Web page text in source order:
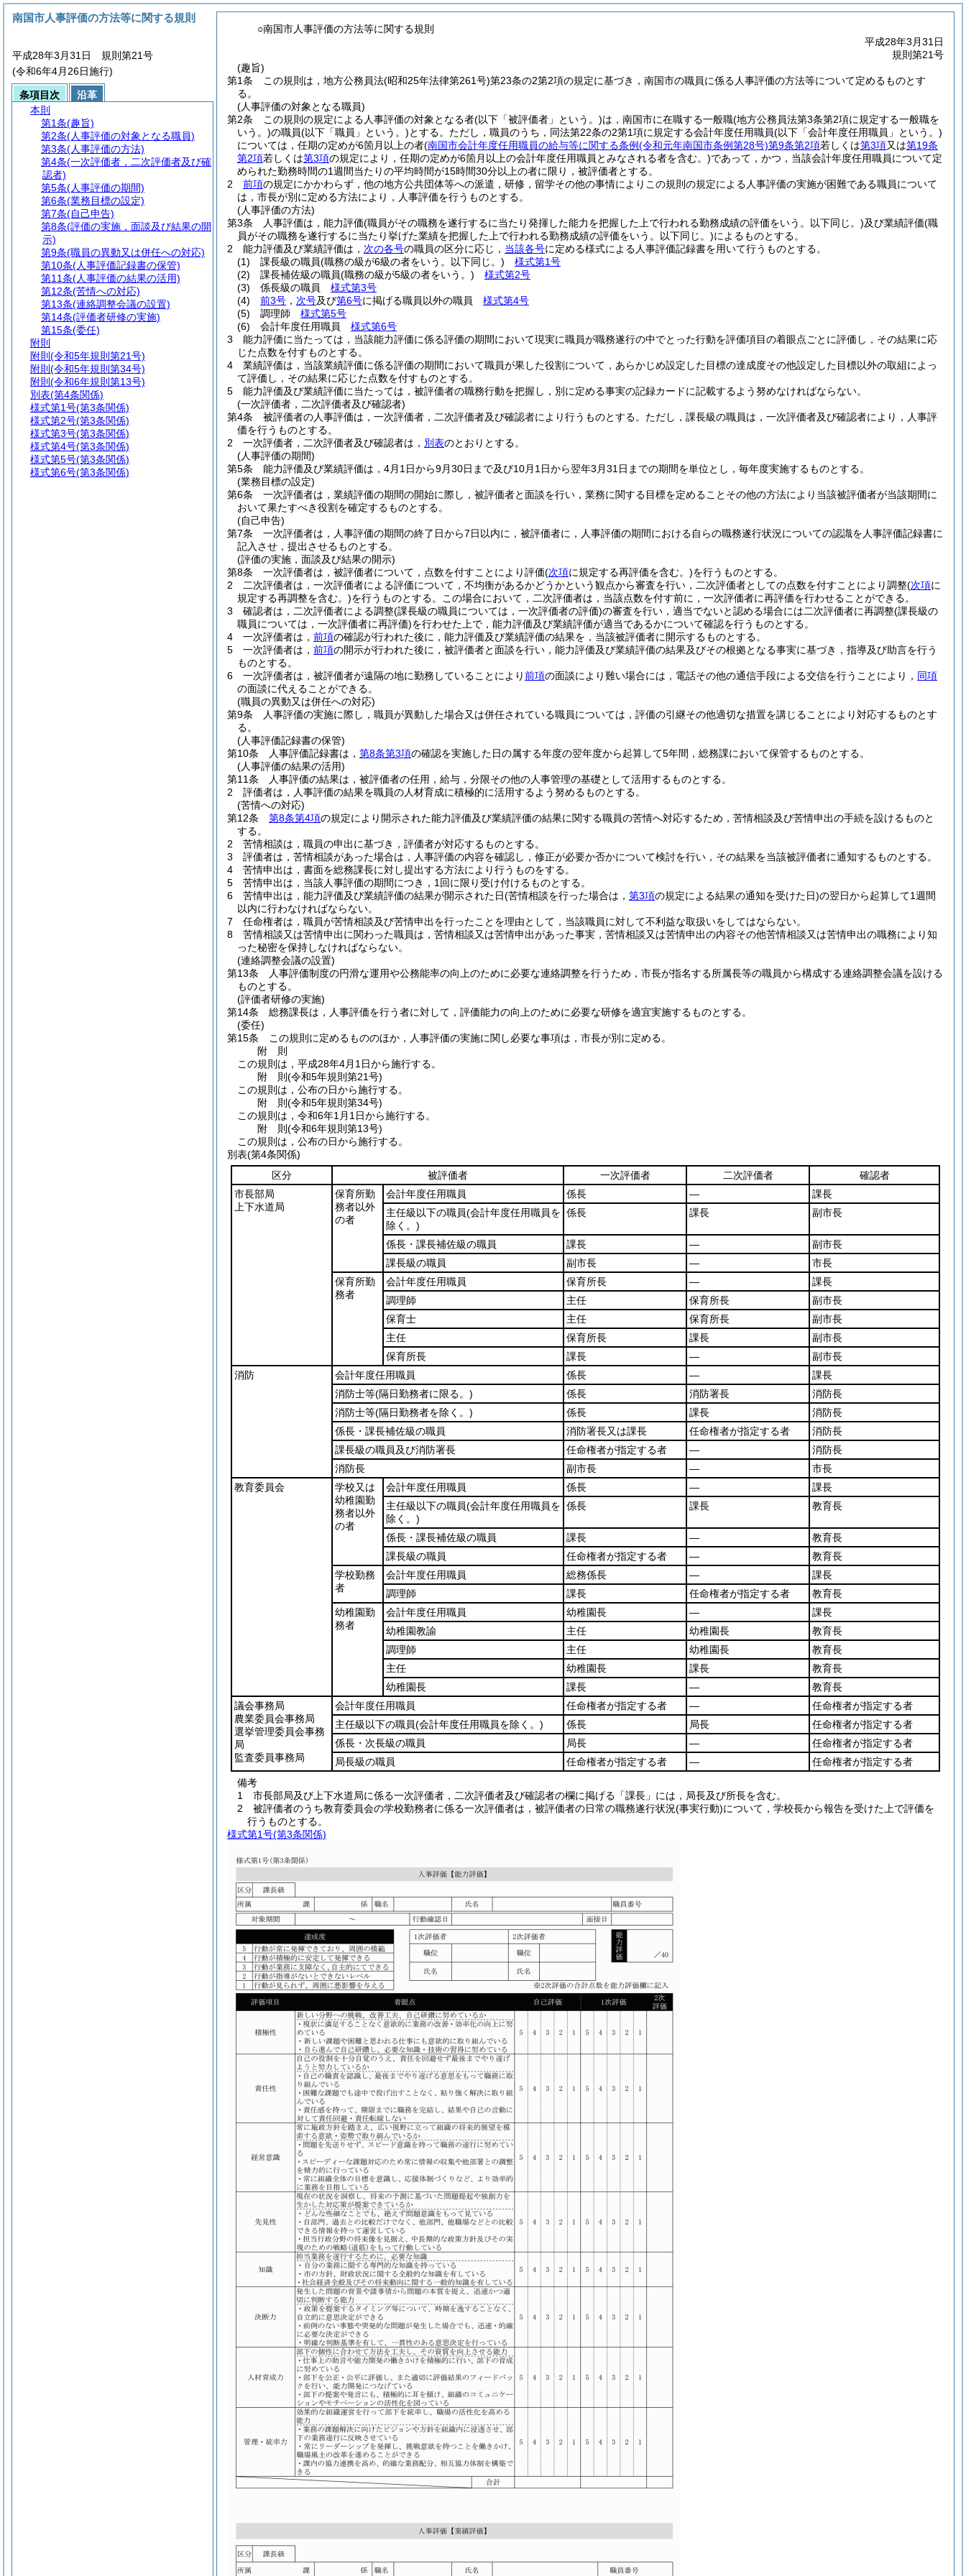
○南国市人事評価の方法等に関する規則
平成28年3月31日
規則第21号
(趣旨)
第1条
この規則は，地方公務員法(昭和25年法律第261号)第23条の2第2項の規定に基づき，南国市の職員に係る人事評価の方法等について定めるものとす
る。
(人事評価の対象となる職員)
第2条
この規則の規定による人事評価の対象となる者(以下「被評価者」という。)は，南国市に在職する一般職(地方公務員法第3条第2項に規定する一般職を
いう。)の職員(以下「職員」という。)とする。 ただし，職員のうち，同法第22条の2第1項に規定する会計年度任用職員(以下「会計年度任用職員」という。)
については，任期の定めが6箇月以上の者(南国市会計年度任用職員の給与等に関する条例(令和元年南国市条例第28号)第9条第2項若しくは第3項又は第19条
第2項若しくは第3項の規定により，任期の定めが6箇月以上の会計年度任用職員とみなされる者を含む。)であって，かつ，当該会計年度任用職員について定
められた勤務時間の1週間当たりの平均時間が15時間30分以上の者に限り，被評価者とする。
2
前項の規定にかかわらず，他の地方公共団体等への派遣，研修，留学その他の事情によりこの規則の規定による人事評価の実施が困難である職員について
は，市長が別に定める方法により，人事評価を行うものとする。
(人事評価の方法)
第3条
人事評価は，能力評価(職員がその職務を遂行するに当たり発揮した能力を把握した上で行われる勤務成績の評価をいう。以下同じ。)及び業績評価(職
員がその職務を遂行するに当たり挙げた業績を把握した上で行われる勤務成績の評価をいう。以下同じ。)によるものとする。
2
能力評価及び業績評価は， 次の各号の職員の区分に応じ， 当該各号に定める様式による人事評価記録書を用いて行うものとする。
(1)
課長級の職員(職務の級が6級の者をいう。以下同じ。)
様式第1号
(2)
課長補佐級の職員(職務の級が5級の者をいう。)
様式第2号
(3)
係長級の職員 様式第3号
(4)
前3号 ， 次号及び第6号に掲げる職員以外の職員 様式第4号
(5)
調理師 様式第5号
(6)
会計年度任用職員 様式第6号
3
能力評価に当たっては，当該能力評価に係る評価の期間において現実に職員が職務遂行の中でとった行動を評価項目の着眼点ごとに評価し，その結果に応
じた点数を付すものとする。
4
業績評価は，当該業績評価に係る評価の期間において職員が果した役割について，あらかじめ設定した目標の達成度その他設定した目標以外の取組によっ
て評価し，その結果に応じた点数を付すものとする。
5
能力評価及び業績評価に当たっては，被評価者の職務行動を把握し，別に定める事実の記録カードに記載するよう努めなければならない。
(一次評価者，二次評価者及び確認者)
第4条
被評価者の人事評価は，一次評価者，二次評価者及び確認者により行うものとする。 ただし，課長級の職員は，一次評価者及び確認者により，人事評
価を行うものとする。
2
一次評価者，二次評価者及び確認者は， 別表のとおりとする。
(人事評価の期間)
第5条
能力評価及び業績評価は，4月1日から9月30日まで及び10月1日から翌年3月31日までの期間を単位とし，毎年度実施するものとする。
(業務目標の設定)
第6条
一次評価者は，業績評価の期間の開始に際し，被評価者と面談を行い，業務に関する目標を定めることその他の方法により当該被評価者が当該期間に
おいて果たすべき役割を確定するものとする。
(自己申告)
第7条
一次評価者は，人事評価の期間の終了日から7日以内に，被評価者に，人事評価の期間における自らの職務遂行状況についての認識を人事評価記録書に
記入させ，提出させるものとする。
(評価の実施，面談及び結果の開示)
第8条
一次評価者は，被評価者について，点数を付すことにより評価(次項に規定する再評価を含む。)を行うものとする。
2
二次評価者は，一次評価者による評価について，不均衡があるかどうかという観点から審査を行い，二次評価者としての点数を付すことにより調整(次項に
規定する再調整を含む。)を行うものとする。
この場合において，二次評価者は，当該点数を付す前に，一次評価者に再評価を行わせることができる。
3
確認者は，二次評価者による調整(課長級の職員については，一次評価者の評価)の審査を行い，適当でないと認める場合には二次評価者に再調整(課長級の
職員については，一次評価者に再評価)を行わせた上で，能力評価及び業績評価が適当であるかについて確認を行うものとする。
4
一次評価者は， 前項の確認が行われた後に，能力評価及び業績評価の結果を，当該被評価者に開示するものとする。
5
一次評価者は， 前項の開示が行われた後に，被評価者と面談を行い，能力評価及び業績評価の結果及びその根拠となる事実に基づき，指導及び助言を行う
ものとする。
6
一次評価者は，被評価者が遠隔の地に勤務していることにより前項の面談により難い場合には，電話その他の通信手段による交信を行うことにより， 同項
の面談に代えることができる。
(職員の異動又は併任への対応)
第9条
人事評価の実施に際し，職員が異動した場合又は併任されている職員については，評価の引継その他適切な措置を講じることにより対応するものとす
る。
(人事評価記録書の保管)
第10条
人事評価記録書は， 第8条第3項の確認を実施した日の属する年度の翌年度から起算して5年間，総務課において保管するものとする。
(人事評価の結果の活用)
第11条
人事評価の結果は，被評価者の任用，給与，分限その他の人事管理の基礎として活用するものとする。
2
評価者は，人事評価の結果を職員の人材育成に積極的に活用するよう努めるものとする。
(苦情への対応)
第12条
第8条第4項の規定により開示された能力評価及び業績評価の結果に関する職員の苦情へ対応するため，苦情相談及び苦情申出の手続を設けるものと
する。
2
苦情相談は，職員の申出に基づき，評価者が対応するものとする。
3
評価者は，苦情相談があった場合は，人事評価の内容を確認し，修正が必要か否かについて検討を行い，その結果を当該被評価者に通知するものとする。
4
苦情申出は，書面を総務課長に対し提出する方法により行うものをする。
5
苦情申出は，当該人事評価の期間につき，1回に限り受け付けるものとする。
6
苦情申出は，能力評価及び業績評価の結果が開示された日(苦情相談を行った場合は， 第3項の規定による結果の通知を受けた日)の翌日から起算して1週間
以内に行わなければならない。
7
任命権者は，職員が苦情相談及び苦情申出を行ったことを理由として，当該職員に対して不利益な取扱いをしてはならない。
8
苦情相談又は苦情申出に関わった職員は，苦情相談又は苦情申出があった事実，苦情相談又は苦情申出の内容その他苦情相談又は苦情申出の職務により知
った秘密を保持しなければならない。
(連絡調整会議の設置)
第13条
人事評価制度の円滑な運用や公務能率の向上のために必要な連絡調整を行うため，市長が指名する所属長等の職員から構成する連絡調整会議を設ける
ものとする。
(評価者研修の実施)
第14条
総務課長は，人事評価を行う者に対して，評価能力の向上のために必要な研修を適宜実施するものとする。
(委任)
第15条
この規則に定めるもののほか，人事評価の実施に関し必要な事項は，市長が別に定める。
附 則
この規則は，平成28年4月1日から施行する。
附 則(令和5年規則第21号)
この規則は，公布の日から施行する。
附 則(令和5年規則第34号)
この規則は，令和6年1月1日から施行する。
附 則(令和6年規則第13号)
この規則は，公布の日から施行する。
別表(第4条関係)
区分
被評価者 一次評価者 二次評価者
確認者
市長部局
上下水道局
保育所勤
務者以外
の者
会計年度任用職員 係長 ―
課長
主任級以下の職員(会計年度任用職員を
除く。)
係長 課長 副市長
係長・課長補佐級の職員 課長 ―
副市長
課長級の職員
副市長 ―
市長
保育所勤
務者
会計年度任用職員 保育所長 ―
課長
調理師
主任 保育所長
副市長
保育士
主任 保育所長
副市長
主任
保育所長 課長
副市長
保育所長
課長 ―
副市長
消防
会計年度任用職員 係長 ―
課長
消防士等(隔日勤務者に限る。) 係長 消防署長
消防長
消防士等(隔日勤務者を除く。) 係長 課長
消防長
係長・課長補佐級の職員
消防署長又は課長 任命権者が指定する者
消防長
課長級の職員及び消防署長
任命権者が指定する者 ―
消防長
消防長
副市長 ―
市長
教育委員会
学校又は
幼稚園勤
務者以外
の者
会計年度任用職員 係長 ―
課長
主任級以下の職員(会計年度任用職員を
除く。)
係長 課長 教育長
係長・課長補佐級の職員 課長 ―
教育長
課長級の職員
任命権者が指定する者 ―
教育長
学校勤務
者
会計年度任用職員 総務係長 ―
課長
調理師
課長 任命権者が指定する者
教育長
幼稚園勤
務者
会計年度任用職員 幼稚園長 ―
課長
幼稚園教諭
主任 幼稚園長
教育長
調理師
主任 幼稚園長
教育長
主任
幼稚園長 課長
教育長
幼稚園長
課長 ―
教育長
議会事務局
農業委員会事務局
選挙管理委員会事務
局
監査委員事務局
会計年度任用職員 任命権者が指定する者 ―
任命権者が指定する者
主任級以下の職員(会計年度任用職員を除く。) 係長 局長
任命権者が指定する者
係長・次長級の職員
局長 ―
任命権者が指定する者
局長級の職員
任命権者が指定する者 ―
任命権者が指定する者
備考
1 市長部局及び上下水道局に係る一次評価者，二次評価者及び確認者の欄に掲げる「課長」には，局長及び所長を含む。
2 被評価者のうち教育委員会の学校勤務者に係る一次評価者は，被評価者の日常の職務遂行状況(事実行動)について，学校長から報告を受けた上で評価を
行うものとする。
様式第1号(第3条関係)
南国市人事評価の方法等に関する規則
平成28年3月31日 規則第21号
(令和6年4月26日施行)
条項目次
沿革
本則
第1条(趣旨)
第2条(人事評価の対象となる職員)
第3条(人事評価の方法)
第4条(一次評価者，二次評価者及び確
認者)
第5条(人事評価の期間)
第6条(業務目標の設定)
第7条(自己申告)
第8条(評価の実施，面談及び結果の開
示)
第9条(職員の異動又は併任への対応)
第10条(人事評価記録書の保管)
第11条(人事評価の結果の活用)
第12条(苦情への対応)
第13条(連絡調整会議の設置)
第14条(評価者研修の実施)
第15条(委任)
附則
附則 (令和5年規則第21号)
附則 (令和5年規則第34号)
附則 (令和6年規則第13号)
別表(第4条関係)
様式第1号(第3条関係)
様式第2号(第3条関係)
様式第3号(第3条関係)
様式第4号(第3条関係)
様式第5号(第3条関係)
様式第6号(第3条関係)